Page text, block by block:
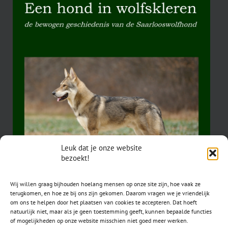
Leuk dat je onze website
bezoekt!
Wij willen graag bijhouden hoelang mensen op onze site zijn, hoe vaak ze
terugkomen, en hoe ze bij ons zijn gekomen. Daarom vragen we je vriendelijk
om ons te helpen door het plaatsen van cookies te accepteren. Dat hoeft
natuurlijk niet, maar als je geen toestemming geeft, kunnen bepaalde functies
of mogelijkheden op onze website misschien niet goed meer werken.